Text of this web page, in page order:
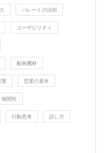
パレートの法則
ユーザビリティ
動画機材
業 営業の基本
相関性
行動思考 話し方